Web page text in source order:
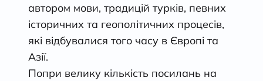
автором мови, традицій турків, певних
історичних та геополітичних процесів,
які відбувалися того часу в Європі та
Азії.
Попри велику кількість посилань на